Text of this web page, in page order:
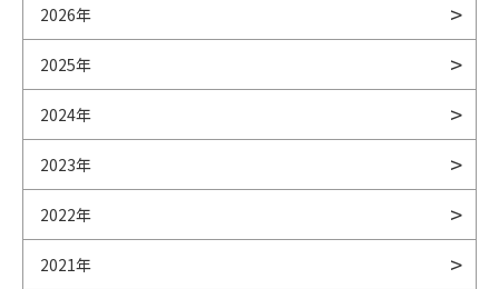
2026年
2025年
2024年
2023年
2022年
2021年